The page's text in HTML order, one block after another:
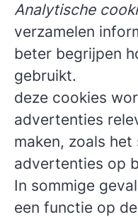
Analytische
verzamelen
beter begrijpen
gebruikt.
deze cookies
advertenties
maken, zoals
advertenties op
In sommige
een functie op